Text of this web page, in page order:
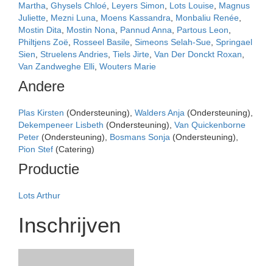
Martha Ghysels Chloé Leyers Simon Lots Louise Magnus
Juliette Mezni Luna Moens Kassandra Monbaliu Renée
Mostin Dita
Mostin Nona Pannud Anna Partous Leon
Philtjens Zoë Rosseel Basile Simeons Selah-Sue Springael
Sien Struelens Andries Tiels Jirte Van Der Donckt Roxan
Van Zandweghe Elli Wouters Marie
Andere
Plas Kirsten (Ondersteuning), Walders Anja (Ondersteuning),
Dekempeneer Lisbeth (Ondersteuning), Van Quickenborne
Peter (Ondersteuning), Bosmans Sonja (Ondersteuning),
Pion Stef (Catering)
Productie
Lots Arthur
Inschrijven